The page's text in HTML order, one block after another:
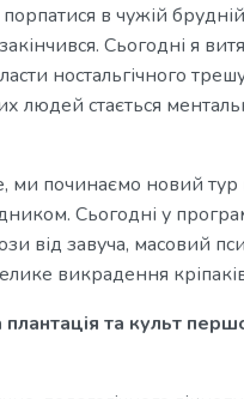
в чужій брудній
закінчився. Сьогодні я
ностальгічного
людей стається
ми починаємо новий
Сьогодні у
від завуча, масовий
викрадення
та культ